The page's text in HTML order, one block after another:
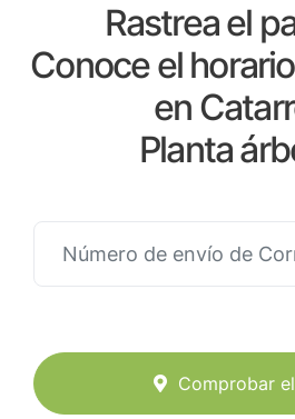
Rastrea el
Conoce el
en
Planta
Comprobar